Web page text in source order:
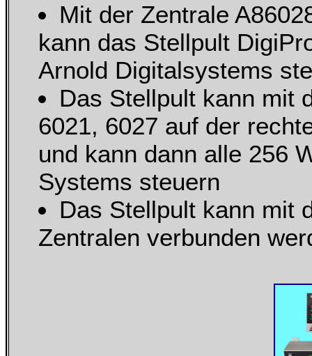
Mit der Zentrale
kann das Stellpult
Arnold Digitalsystems
Das Stellpult kann mit
6021, 6027 auf der
und kann dann alle 256
Systems steuern
Das Stellpult kann mit
Zentralen verbunden